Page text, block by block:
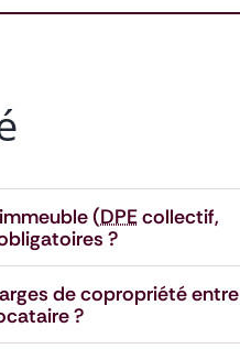
(DPEcollectif,
?
de copropriété entre
?